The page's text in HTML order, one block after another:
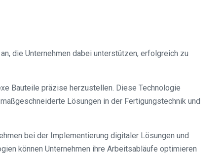
die Unternehmen dabei unterstützen, erfolgreich zu
Bauteile präzise herzustellen. Diese Technologie
Lösungen in der Fertigungstechnik und
bei der Implementierung digitaler Lösungen und
können Unternehmen ihre Arbeitsabläufe optimieren